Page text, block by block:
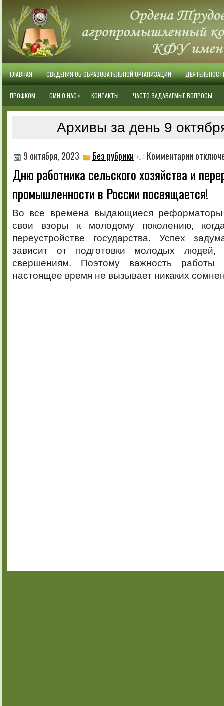
ГЛАВНАЯ СВЕДЕНИЯ ОБ ОБРАЗОВАТЕЛЬНОЙ ОРГАНИЗАЦИИ
ПРОФКОМ СМИ О НАС » КОНТАКТЫ ЧАСТО ЗАДАВАЕМЫЕ ВОПРОСЫ
Архивы за день 9
9 октября, 2023 Без рубрики Комментарии записи
Дню
работника
сельского
хозяйства
России
Дню работника сельского хозяйства и
промышленности в России посвящается!
Во все времена выдающиеся
свои взоры к молодому поколению,
переустройстве государства. Успех
зависит от подготовки молодых
свершениям. Поэтому важность
настоящее время не вызывает никаких